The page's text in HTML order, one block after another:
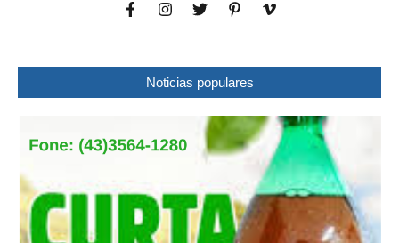
Noticias populares